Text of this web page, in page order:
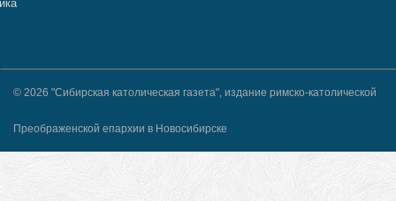
© 2026 "Сибирская католическая газета", издание римско-католической
Преображенской епархии в Новосибирске